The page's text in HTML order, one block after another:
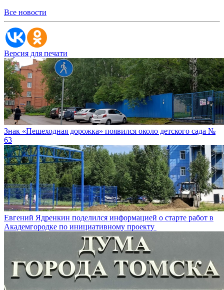
Все новости
Версия для печати
Знак «Пешеходная дорожка» появился около детского сада №
63
Евгений Ядренкин поделился информацией о старте работ в
Академгородке по инициативному проекту